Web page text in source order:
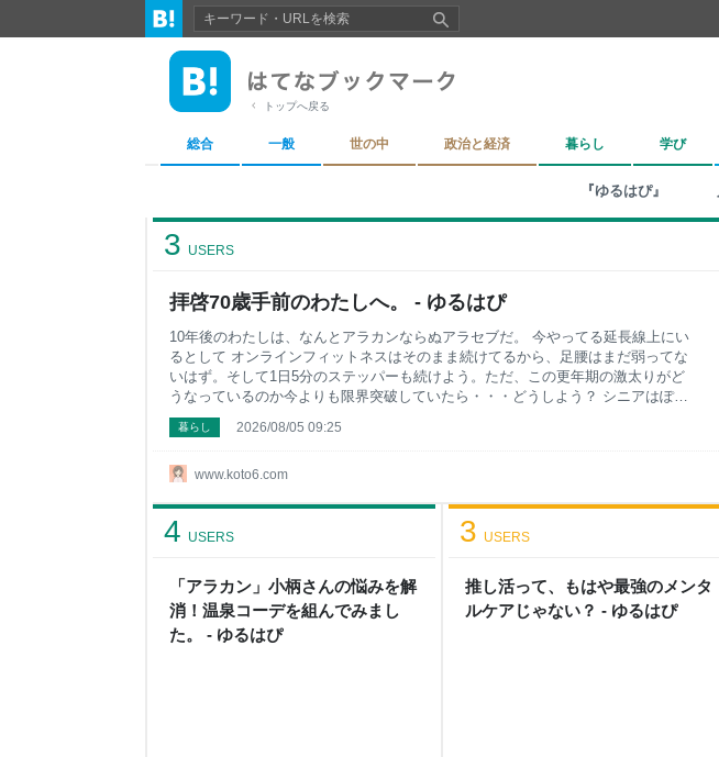
トップへ戻る
総合 一般 世の中 政治と経済 暮らし 学び
『ゆるはぴ』
拝啓70歳手前のわたしへ。 - ゆるはぴ
3 USERS
www.koto6.com
10年後のわたしは、なんとアラカンならぬアラセブだ。 今やってる延長線上にい
るとして オンラインフィットネスはそのまま続けてるから、足腰はまだ弱ってな
いはず。そして1日5分のステッパーも続けよう。ただ、この更年期の激太りがど
うなっているのか今よりも限界突破していたら・・・どうしよう？ シニアはぽっ
ちゃりの方が元気そうなのでそれもいいかな（笑） 1日5分のステッパー続けてい
ます。 定年退職した夫の方が食っては寝を繰り返しそうで怖いので、健康に気を
毎朝一緒に歩くのを日課にしてみようか。 70代も仲良く一緒にお出かけできる健
ん・・・現行のアイドルグループを見ても中年感は否めない。（ま
暮らし 2026/08/05 09:25
「アラカン」小柄さんの悩みを解
消！温泉コーデを組んでみまし
た。 - ゆるはぴ
4 USERS
推し活って、もはや最強のメンタ
ルケアじゃない？ - ゆるはぴ
3 USERS